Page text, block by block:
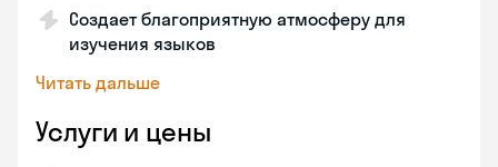
Создает благоприятную атмосферу для
изучения языков
Читать дальше
Услуги и цены